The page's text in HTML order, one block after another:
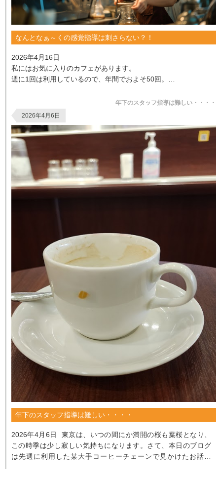
なんとなぁ～くの感覚指導は刺さらない？！
2026年4月16日
私にはお気に入りのカフェがあります。
週に1回は利用しているので、年間でおよそ50回。
私にとって、...
年下のスタッフ指導は難しい・・・・
2026年4月6日
年下のスタッフ指導は難しい・・・・
2026年4月6日 東京は、いつの間にか満開の桜も葉桜となり、
この時季は少し寂しい気持ちになります。さて、本日のブログ
は先週に利用した某大手コーヒーチェーンで見かけたお話で